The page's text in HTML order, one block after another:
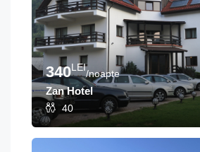
340LEI
/noapte
Zan Hotel
40